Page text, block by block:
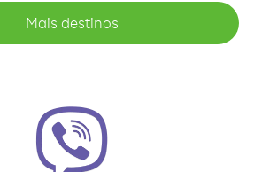
Mais destinos